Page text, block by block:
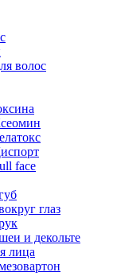
волос
face
глаз
и декольте
лица